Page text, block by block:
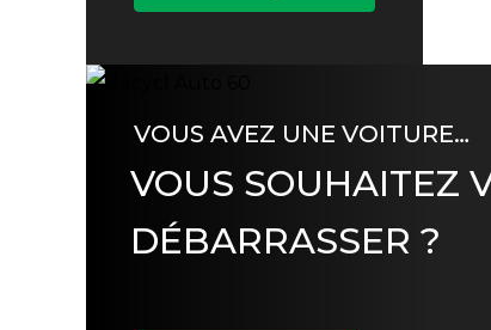
VOUS AVEZ UNE VOITURE…
VOUS SOUHAITEZ
DÉBARRASSER ?